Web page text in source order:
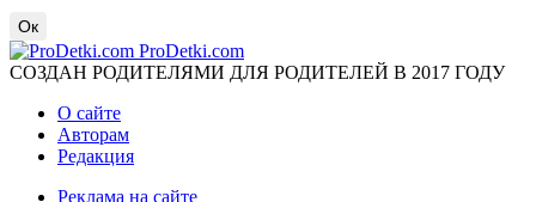
Ок
ProDetki.com
СОЗДАН РОДИТЕЛЯМИ ДЛЯ РОДИТЕЛЕЙ В 2017 ГОДУ
О сайте
Авторам
Редакция
Реклама на сайте